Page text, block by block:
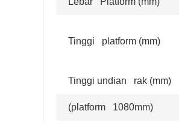
Tinggi platform (mm)
Tinggi undian rak (mm)
(platform 1080mm)